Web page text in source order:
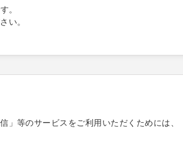
。
い。
」等のサービスをご利用いただくためには、